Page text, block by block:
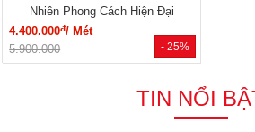
- 25%
Nhiên Phong Cách Hiện Đại
4.400.000đ/ Mét
5.900.000
TIN NỔI